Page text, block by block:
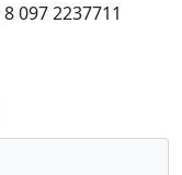
8 097 2237711